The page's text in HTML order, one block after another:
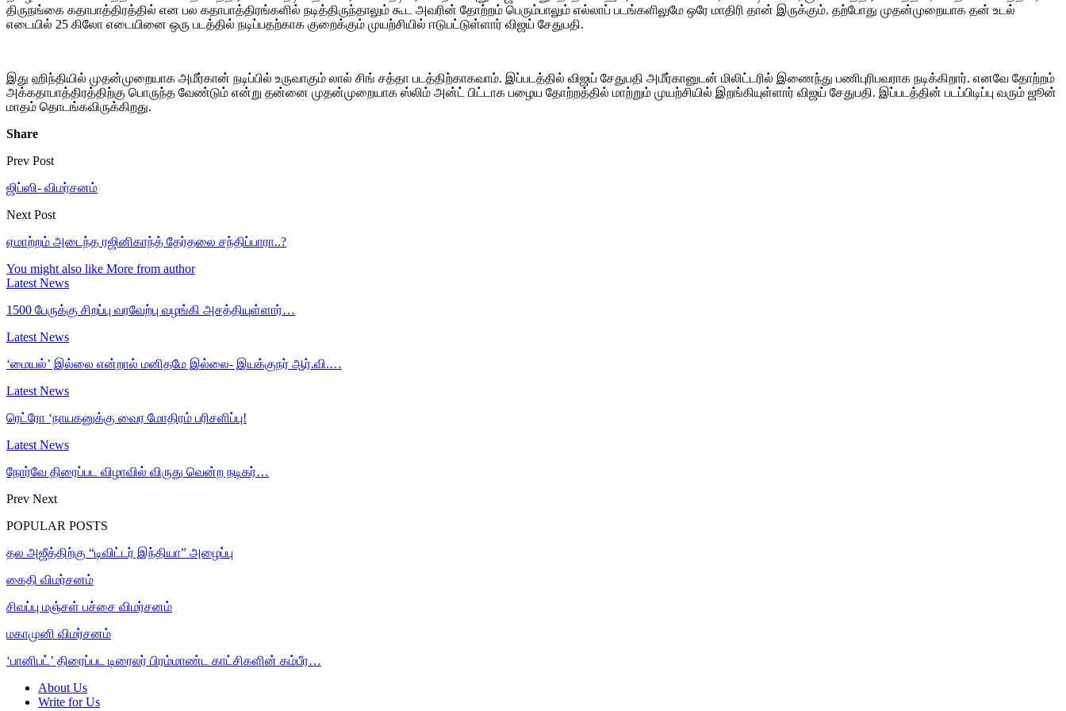
திருநங்கை கதாபாத்திரத்தில் என பல கதாபாத்திரங்களில் நடித்திருந்தாலும் கூட அவரின் தோற்றம் பெரும்பாலும் எல்லாப் படங்களிலுமே ஒரே மாதிரி தான் இருக்கும். தற்போது முதன்முறையாக தன் உடல்
எடையில் 25 கிலோ எடையினை ஒரு படத்தில் நடிப்பதற்காக குறைக்கும் முயற்சியில் ஈடுபட்டுள்ளார் விஜய் சேதுபதி.
இது ஹிந்தியில் முதன்முறையாக அமீர்கான் நடிப்பில் உருவாகும் லால் சிங் சத்தா படத்திற்காகவாம். இப்படத்தில் விஜய் சேதுபதி அமீர்கானுடன் மிலிட்டரில் இணைந்து பணிபுரிபவராக நடிக்கிறார். எனவே தோற்றம்
அக்கதாபாத்திரத்திற்கு பொருந்த வேண்டும் என்று தன்னை முதன்முறையாக ஸ்லிம் அன்ட் பிட்டாக பழைய தோற்றத்தில் மாற்றும் முயற்சியில் இறங்கியுள்ளார் விஜய் சேதுபதி. இப்படத்தின் படப்பிடிப்பு வரும் ஜூன்
மாதம் தொடங்கவிருக்கிறது.
Share
Prev Post
ஜிப்ஸி- விமர்சனம்
Next Post
ஏமாற்றம் அடைந்த ரஜினிகாந்த் தேர்தலை சந்திப்பாரா..?
You might also like More from author
Latest News
1500 பேருக்கு சிறப்பு வரவேற்பு வழங்கி அசத்தியுள்ளார்…
Latest News
‘மையல்’ இல்லை என்றால் மனிதமே இல்லை- இயக்குநர் ஆர்.வி.…
Latest News
ரெட்ரோ ‘நாயகனுக்கு வைர மோதிரம் பரிசளிப்பு!
Latest News
நோர்வே திரைப்பட விழாவில் விருது வென்ற நடிகர்…
Prev Next
POPULAR POSTS
தல அஜீத்திற்கு “டிவிட்டர் இந்தியா” அழைப்பு
கைதி விமர்சனம்
சிவப்பு மஞ்சள் பச்சை விமர்சனம்
மகாமுனி விமர்சனம்
‘பானிபட்’ திரைப்பட டிரைலர் பிரம்மாண்ட காட்சிகளின் கம்பீர…
About Us
Write for Us